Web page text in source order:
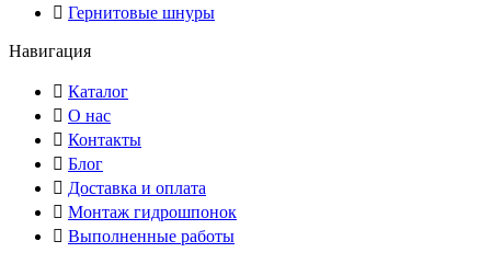
Гернитовые шнуры
Навигация
Каталог
О нас
Контакты
Блог
Доставка и оплата
Монтаж гидрошпонок
Выполненные работы